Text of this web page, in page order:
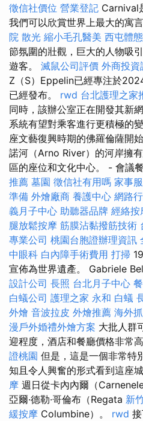
徵信社價位 營業登記 Carnival
我們可以欣賞世界上最大的寓
院 散光 縮小毛孔醫美 西屯體
節氛圍的壯觀，巨大的人物吸
遊客。 滅鼠公司評價 外商投資
Z（S）Eppelin已經專注於
已經發布。 rwd 台北護理之家
同時，該辦公室正在開發其新
系統有望對乘客進行更積極的
座文藝復興時期的佛羅倫薩開
諾河（Arno River）的河岸擁
區的座位和文化中心。 - 會議
推薦 墓園 徵信社有用嗎 家事
準備 外燴廠商 養護中心 網路
義月子中心 助聽器品牌 經絡按
腿放鬆按摩 筋膜沾黏撥筋技術
專業公司 桃園台胞證辦理資訊
中眼科 白內障手術費用 打掃
宣佈為世界遺產。 Gabriele
設計公司 長照 台北月子中心
白蟻公司 護理之家 永和 白蟻
外燴 音波拉皮 外燴推薦 海外
漫戶外婚禮外燴方案 大批人群
迎程度，酒店和餐廳價格非常高
證桃園 但是，這是一個非常特
知且令人興奮的形式看到這座
摩 週日從卡內內爾（
亞爾·德勒·哥倫布（Regata 新
緩按摩 Columbine）。 rwd